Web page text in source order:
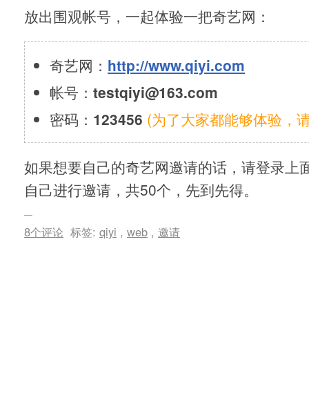
放出围观帐号，一起体验一把奇艺网：
奇艺网： http://www.qiyi.com
帐号： testqiyi@163.com
密码： 123456 (为了大家都能够体验，
如果想要自己的奇艺网邀请的话，请登录上
自己进行邀请，共50个，先到先得。
8个评论 标签: qiyi , web , 邀请